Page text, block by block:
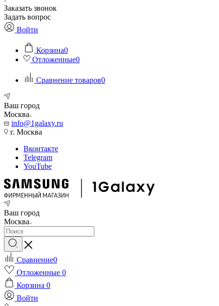
Заказать звонок
Задать вопрос
Войти
Корзина0
Отложенные0
Сравнение товаров0
Ваш город
Москва
info@1galaxy.ru
г. Москва
Вконтакте
Telegram
YouTube
Ваш город
Москва
Сравнение0
Отложенные 0
Корзина 0
Войти